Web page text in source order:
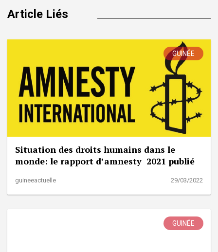
Article Liés
GUINÉE
Situation des droits humains dans le
monde: le rapport d’amnesty 2021 publié
guineeactuelle 29/03/2022
GUINÉE